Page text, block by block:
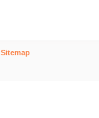
Sitemap